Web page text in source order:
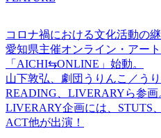
コロナ禍における文化活動の
愛知県主催オンライン・アー
「AICHI⇆ONLINE」始動。
山下敦弘、劇団うりんこ／う
READING、LIVERARYら参画
LIVERARY企画には、STUTS
ACT他が出演！